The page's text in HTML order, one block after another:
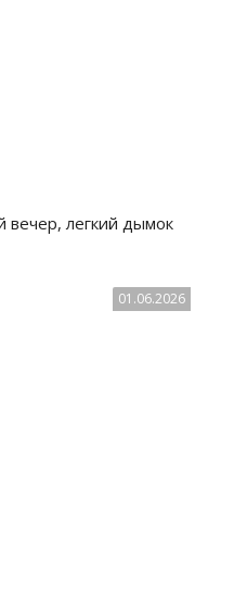
01.06.2026
легкий дымок